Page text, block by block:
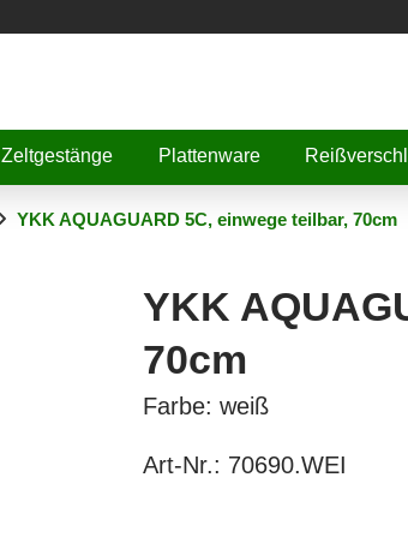
Zeltgestänge Plattenware
YKK AQUAGUARD 5C, einwege teilbar, 70cm
YKK
70cm
Farbe: weiß
Art-Nr.: 70690.WEI